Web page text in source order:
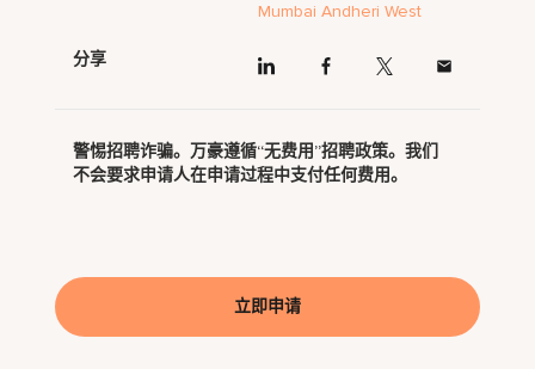
Mumbai Andheri West
分享
警惕招聘诈骗。万豪遵循“无费用”招聘政策。我们
不会要求申请人在申请过程中支付任何费用。
立即申请